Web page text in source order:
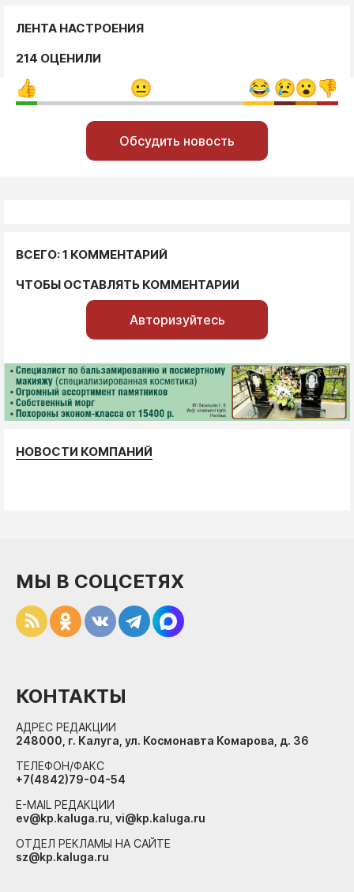
ЛЕНТА НАСТРОЕНИЯ
214 ОЦЕНИЛИ
Обсудить новость
ВСЕГО: 1 КОММЕНТАРИЙ
ЧТОБЫ ОСТАВЛЯТЬ КОММЕНТАРИИ
Авторизуйтесь
НОВОСТИ КОМПАНИЙ
МЫ В СОЦСЕТЯХ
КОНТАКТЫ
АДРЕС РЕДАКЦИИ
248000, г. Калуга, ул. Космонавта Комарова, д. 36
ТЕЛЕФОН/ФАКС
+7(4842)79-04-54
E-MAIL РЕДАКЦИИ
ev@kp.kaluga.ru, vi@kp.kaluga.ru
ОТДЕЛ РЕКЛАМЫ НА САЙТЕ
sz@kp.kaluga.ru